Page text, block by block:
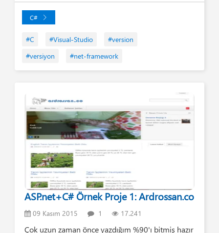
C#
#C #Visual-Studio
#version
#versiyon
#net-framework
ASP.net+C# Örnek Proje 1: Ardrossan.co
09 Kasım 2015 1 17.241
Çok uzun zaman önce yazdığım %90'ı bitmiş hazır